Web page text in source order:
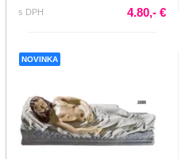
s DPH
4.80,- €
NOVINKA